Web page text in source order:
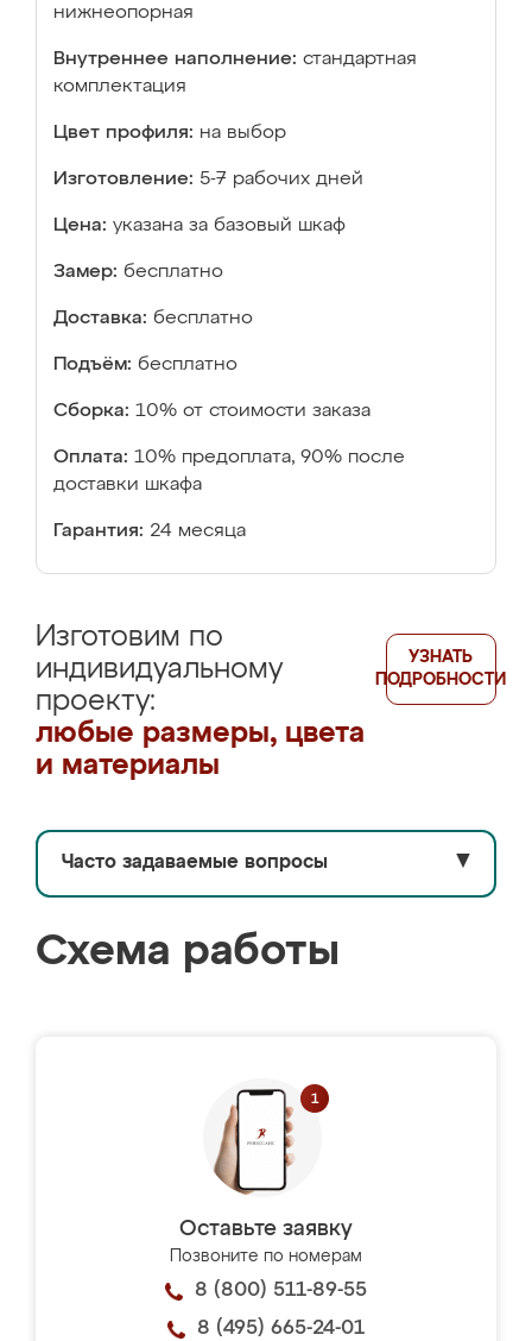
нижнеопорная
Внутреннее наполнение: стандартная
комплектация
Цвет профиля: на выбор
Изготовление: 5-7 рабочих дней
Цена: указана за базовый шкаф
Замер: бесплатно
Доставка: бесплатно
Подъём: бесплатно
Сборка: 10% от стоимости заказа
Оплата: 10% предоплата, 90% после
доставки шкафа
Гарантия: 24 месяца
Изготовим по
индивидуальному
проекту:
любые размеры, цвета
и материалы
УЗНАТЬ
ПОДРОБНОСТИ
Часто задаваемые вопросы ▼
Схема работы
Оставьте заявку
Позвоните по номерам
8 (800) 511-89-55
8 (495) 665-24-01